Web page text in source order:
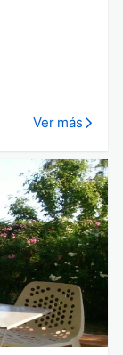
Ver más